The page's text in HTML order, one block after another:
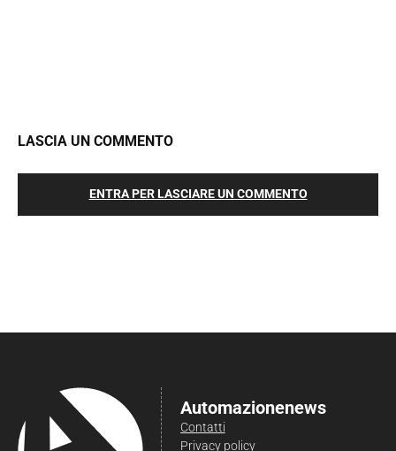
LASCIA UN COMMENTO
ENTRA PER LASCIARE UN COMMENTO
Automazionenews
Contatti
Privacy policy